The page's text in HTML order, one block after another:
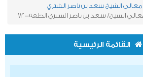
الشيخ سعد بن ناصر الشثري
الشيخ/ سعد بن ناصر الشثري الحلقة-72
القائمة الرئيسية